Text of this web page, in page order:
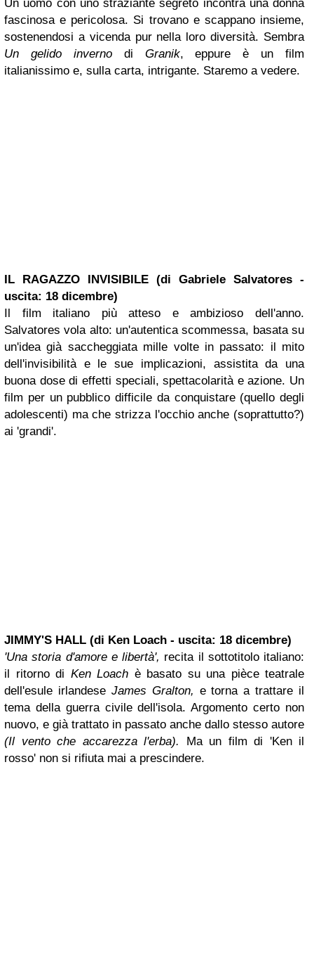
Un uomo con uno straziante segreto incontra una donna
fascinosa e pericolosa. Si trovano e scappano insieme,
sostenendosi a vicenda pur nella loro diversità. Sembra
Un gelido invernodi Granik, eppure è un film
italianissimo e, sulla carta, intrigante. Staremo a vedere.
IL RAGAZZO INVISIBILE (di Gabriele Salvatores -
uscita: 18 dicembre)
Il film italiano più atteso e ambizioso dell'anno.
Salvatores vola alto: un'autentica scommessa, basata su
un'idea già saccheggiata mille volte in passato: il mito
dell'invisibilità e le sue implicazioni, assistita da una
buona dose di effetti speciali, spettacolarità e azione. Un
film per un pubblico difficile da conquistare (quello degli
adolescenti) ma che strizza l'occhio anche (soprattutto?)
ai 'grandi'.
JIMMY'S HALL (di Ken Loach - uscita: 18 dicembre)
'Una storia d'amore e libertà', recita il sottotitolo italiano:
il ritorno di Ken Loach è basato su una pièce teatrale
dell'esule irlandese James Gralton, e torna a trattare il
tema della guerra civile dell'isola. Argomento certo non
nuovo, e già trattato in passato anche dallo stesso autore
(Il vento che accarezza l'erba). Ma un film di 'Ken il
rosso' non si rifiuta mai a prescindere.